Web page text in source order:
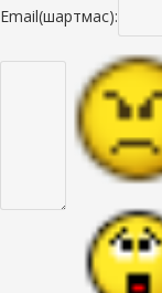
Email(шартмас):